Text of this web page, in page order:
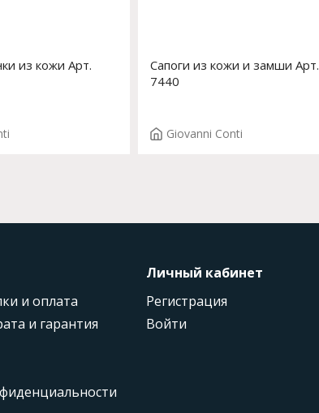
из кожи Арт.
Сапоги из кожи и замши Арт.
7440
Giovanni Conti
и оплата
и гарантия
Личный кабинет
Регистрация
Войти